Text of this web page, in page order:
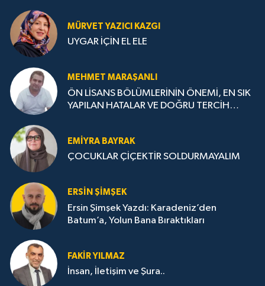
MÜRVET YAZICI KAZGI
UYGAR İÇİN EL ELE
MEHMET MARAŞANLI
ÖN LİSANS BÖLÜMLERİNİN ÖNEMİ, EN SIK
YAPILAN HATALAR VE DOĞRU TERCİH
EMIYRA BAYRAK
ÇOCUKLAR ÇİÇEKTİR SOLDURMAYALIM
ERSIN ŞIMŞEK
Ersin Şimşek Yazdı: Karadeniz’den
Batum’a, Yolun Bana Bıraktıkları
FAKIR YILMAZ
İnsan, İletişim ve Şura..